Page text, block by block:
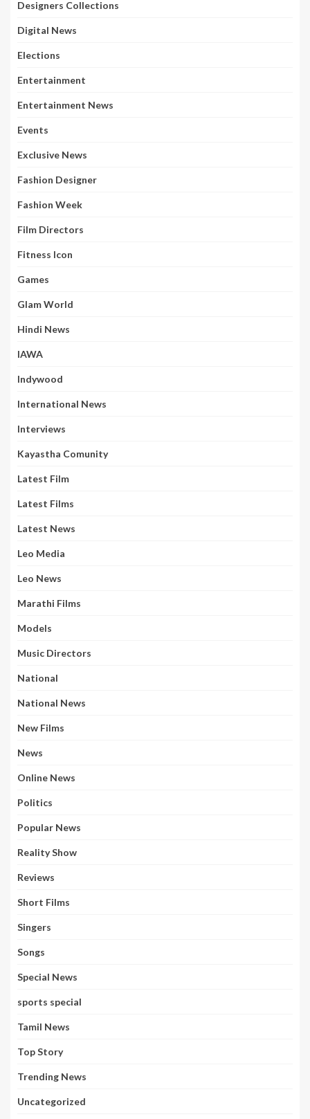
Designers Collections
Digital News
Elections
Entertainment
Entertainment News
Events
Exclusive News
Fashion Designer
Fashion Week
Film Directors
Fitness Icon
Games
Glam World
Hindi News
IAWA
Indywood
International News
Interviews
Kayastha Comunity
Latest Film
Latest Films
Latest News
Leo Media
Leo News
Marathi Films
Models
Music Directors
National
National News
New Films
News
Online News
Politics
Popular News
Reality Show
Reviews
Short Films
Singers
Songs
Special News
sports special
Tamil News
Top Story
Trending News
Uncategorized